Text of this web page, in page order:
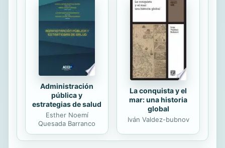
Administración
pública y
estrategias de salud
Esther Noemí
Quesada Barranco
La conquista y el
mar: una historia
global
Iván Valdez-bubnov